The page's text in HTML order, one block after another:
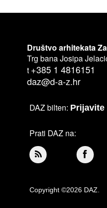
Društvo arhitekata
Trg bana Josipa
t +385 1 4816151
daz@d-a-z.hr
DAZ bilten: Prijavite
Prati DAZ na:
Copyright ©2026 DAZ.